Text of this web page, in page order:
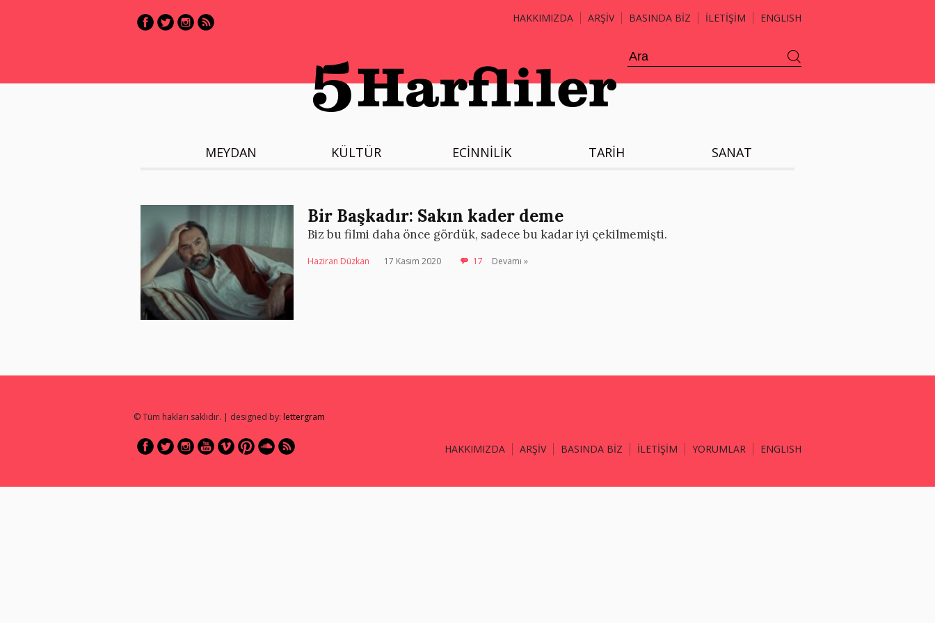
HAKKIMIZDA ARŞİV BASINDA BİZ İLETİŞİM ENGLISH
MEYDAN KÜLTÜR ECİNNİLİK TARİH SANAT
Bir Başkadır: Sakın kader deme
Biz bu filmi daha önce gördük, sadece bu kadar iyi çekilmemişti.
Haziran Düzkan 17 Kasım 2020 17 Devamı »
© Tüm hakları saklıdır. | designed by: lettergram
HAKKIMIZDA ARŞİV BASINDA BİZ İLETİŞİM YORUMLAR ENGLISH